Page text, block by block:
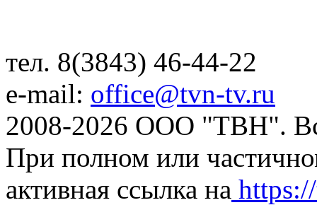
тел. 8(3843) 46-44-22
e-mail: office@tvn-tv.ru
2008-2026 ООО "ТВН".
При полном или
активная ссылка на